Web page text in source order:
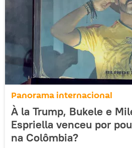
Panorama internacional
À la Trump, Bukele e
Espriella venceu por
na Colômbia?